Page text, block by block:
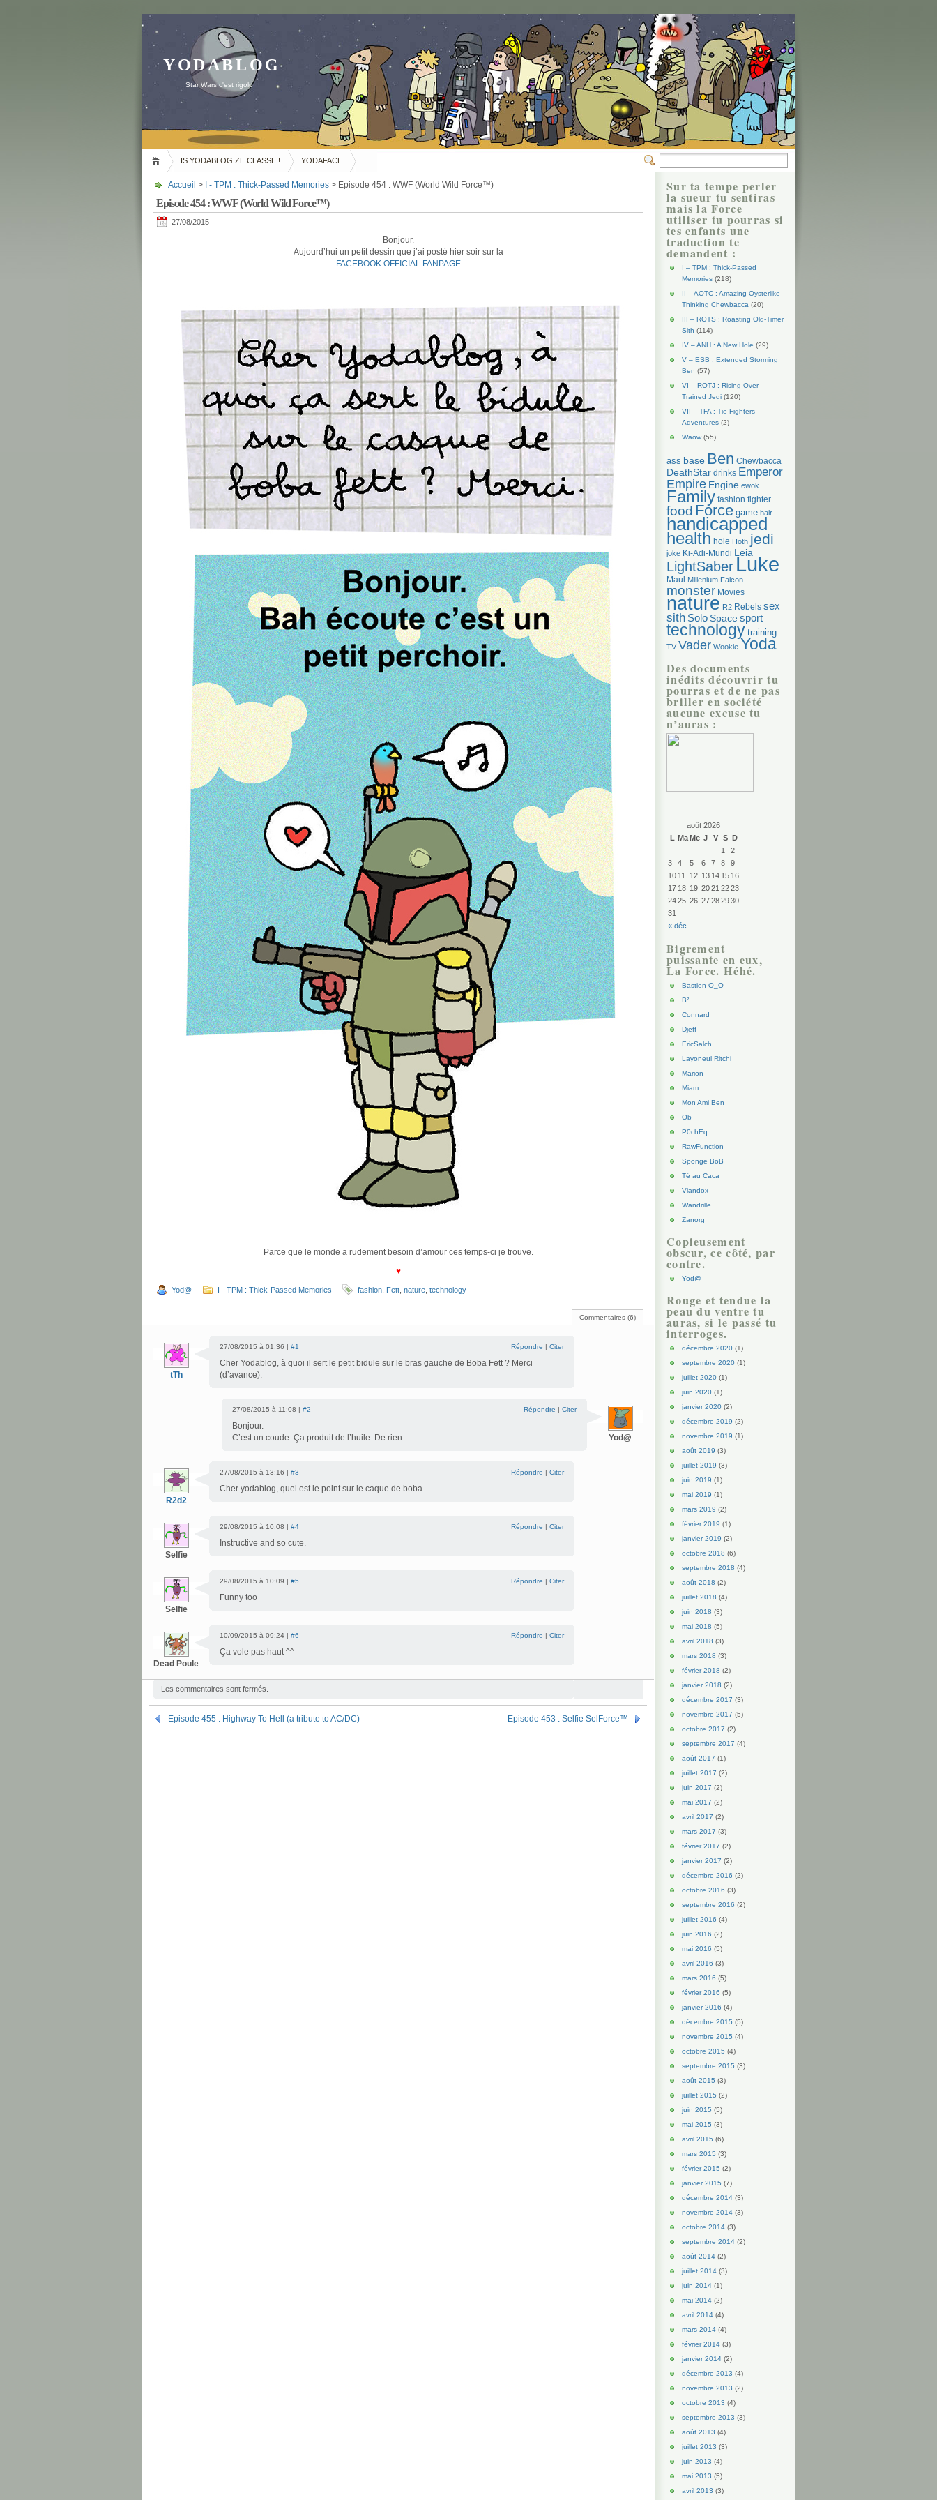
YODABLOG
Star Wars c'est rigolo
IS YODABLOG ZE CLASSE ! YODAFACE
Accueil > I - TPM : Thick-Passed Memories > Episode 454 : WWF (World Wild Force™)
Episode 454 : WWF (World Wild Force™)
27/08/2015
Bonjour.
Aujourd’hui un petit dessin que j’ai posté hier soir sur la
FACEBOOK OFFICIAL FANPAGE
Parce que le monde a rudement besoin d’amour ces temps-ci je trouve.
♥
Yod@ I - TPM : Thick-Passed Memories fashion Fett nature technology
Commentaires (6)
tTh
27/08/2015 à 01:36 | #1 Répondre | Citer
Cher Yodablog, à quoi il sert le petit bidule sur le bras gauche de Boba Fett ? Merci
(d’avance).
Yod@
27/08/2015 à 11:08 | #2 Répondre | Citer
Bonjour.
C’est un coude. Ça produit de l’huile. De rien.
R2d2
27/08/2015 à 13:16 | #3 Répondre | Citer
Cher yodablog, quel est le point sur le caque de boba
Selfie
29/08/2015 à 10:08 | #4 Répondre | Citer
Instructive and so cute.
Selfie
29/08/2015 à 10:09 | #5 Répondre | Citer
Funny too
Dead Poule
10/09/2015 à 09:24 | #6 Répondre | Citer
Ça vole pas haut ^^
Les commentaires sont fermés.
Episode 455 : Highway To Hell (a tribute to AC/DC) Episode 453 : Selfie SelForce™
Sur ta tempe perler
la sueur tu sentiras
mais la Force
utiliser tu pourras si
tes enfants une
traduction te
demandent :
I – TPM : Thick-Passed
Memories (218)
II – AOTC : Amazing Oysterlike
Thinking Chewbacca (20)
III – ROTS : Roasting Old-Timer
Sith (114)
IV – ANH : A New Hole (29)
V – ESB : Extended Storming
Ben (57)
VI – ROTJ : Rising Over-
Trained Jedi (120)
VII – TFA : Tie Fighters
Adventures (2)
Waow (55)
ass base Ben Chewbacca
DeathStar drinks Emperor
Empire Engine ewok
Family fashion fighter
food Force game hair
handicapped
health hole Hoth jedi
joke Ki-Adi-Mundi Leia
LightSaberLuke
Maul Millenium Falcon
monster Movies
nature R2 Rebels sex
sith SoloSpacesport
technology training
TV Vader Wookie Yoda
Des documents
inédits découvrir tu
pourras et de ne pas
briller en société
aucune excuse tu
n’auras :
août 2026
L MaMe J V S D
« déc
1
2
3
4 5 6 7 8
9
10 11 12 13 14 15 16
17 18 19 2021 2223
2425 26 27282930
31
Bigrement
puissante en eux,
La Force. Héhé.
Bastien O_O
B²
Connard
Djeff
EricSalch
Layoneul Ritchi
Marion
Miam
Mon Ami Ben
Ob
P0chEq
RawFunction
Sponge BoB
Té au Caca
Viandox
Wandrille
Zanorg
Copieusement
obscur, ce côté, par
contre.
Yod@
Rouge et tendue la
peau du ventre tu
auras, si le passé tu
interroges.
décembre 2020 (1)
septembre 2020 (1)
juillet 2020 (1)
juin 2020 (1)
janvier 2020 (2)
décembre 2019 (2)
novembre 2019 (1)
août 2019 (3)
juillet 2019 (3)
juin 2019 (1)
mai 2019 (1)
mars 2019 (2)
février 2019 (1)
janvier 2019 (2)
octobre 2018 (6)
septembre 2018 (4)
août 2018 (2)
juillet 2018 (4)
juin 2018 (3)
mai 2018 (5)
avril 2018 (3)
mars 2018 (3)
février 2018 (2)
janvier 2018 (2)
décembre 2017 (3)
novembre 2017 (5)
octobre 2017 (2)
septembre 2017 (4)
août 2017 (1)
juillet 2017 (2)
juin 2017 (2)
mai 2017 (2)
avril 2017 (2)
mars 2017 (3)
février 2017 (2)
janvier 2017 (2)
décembre 2016 (2)
octobre 2016 (3)
septembre 2016 (2)
juillet 2016 (4)
juin 2016 (2)
mai 2016 (5)
avril 2016 (3)
mars 2016 (5)
février 2016 (5)
janvier 2016 (4)
décembre 2015 (5)
novembre 2015 (4)
octobre 2015 (4)
septembre 2015 (3)
août 2015 (3)
juillet 2015 (2)
juin 2015 (5)
mai 2015 (3)
avril 2015 (6)
mars 2015 (3)
février 2015 (2)
janvier 2015 (7)
décembre 2014 (3)
novembre 2014 (3)
octobre 2014 (3)
septembre 2014 (2)
août 2014 (2)
juillet 2014 (3)
juin 2014 (1)
mai 2014 (2)
avril 2014 (4)
mars 2014 (4)
février 2014 (3)
janvier 2014 (2)
décembre 2013 (4)
novembre 2013 (2)
octobre 2013 (4)
septembre 2013 (3)
août 2013 (4)
juillet 2013 (3)
juin 2013 (4)
mai 2013 (5)
avril 2013 (3)